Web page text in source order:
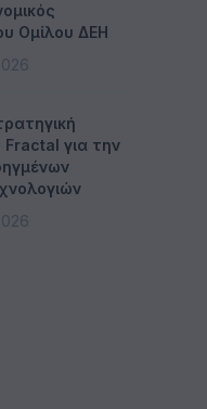
Ομίλου ΔΕΗ
για την